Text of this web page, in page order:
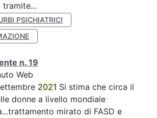
tramite...
PSICHIATRICI
n. 19
Web
2021 Si stima che circa il
donne a livello mondiale
mirato di FASD e